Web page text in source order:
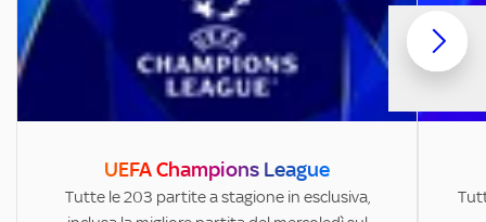
UEFA Champions League
Tutte le 203 partite a stagione in esclusiva,